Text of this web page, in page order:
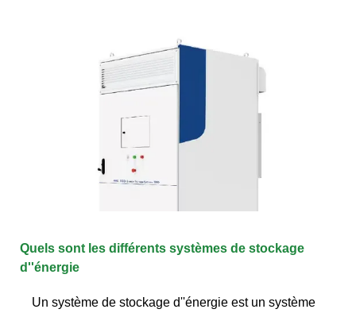
Quels sont les différents systèmes de stockage
d''énergie
Un système de stockage d''énergie est un système